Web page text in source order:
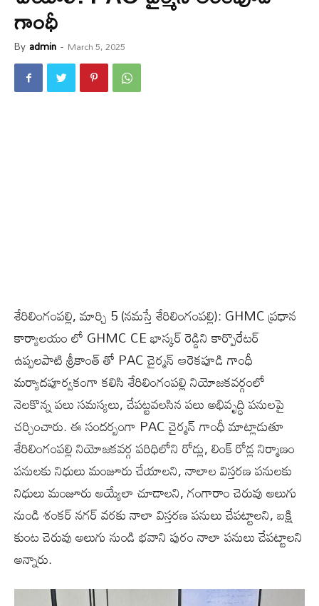
గాంధీ
By admin - March 5, 2025
శేరిలింగంప‌ల్లి, మార్చి 5 (న‌మ‌స్తే శేరిలింగంప‌ల్లి): GHMC ప్రధాన
కార్యాలయం లో GHMC CE భాస్కర్ రెడ్డిని కార్పొరేటర్
ఉప్పలపాటి శ్రీకాంత్ తో PAC చైర్మన్ ఆరెకపూడి గాంధీ
మర్యాదపూర్వకంగా కలిసి శేరిలింగంపల్లి నియోజకవర్గంలో
నెలకొన్న పలు సమస్యలు, చేపట్టవలసిన పలు అభివృద్ధి పనులపై
చర్చించారు. ఈ సందర్బంగా PAC చైర్మన్ గాంధీ మాట్లాడుతూ
శేరిలింగంపల్లి నియోజకవర్గ పరిధిలోని రోడ్లు, లింక్ రోడ్ల నిర్మాణం
పనులకు నిధులు మంజూరు చేయాలని, నాలాల విస్తరణ పనులకు
నిధులు మంజూరు అయ్యేలా చూడాలని, గంగారాం చెరువు అలుగు
నుండి శంకర్ నగర్ వరకు నాలా విస్తరణ పనులు చేపట్టాలని, బక్షి
కుంట చెరువు అలుగు నుండి భవాని పురం నాలా పనులు చేపట్టాలని
అన్నారు.